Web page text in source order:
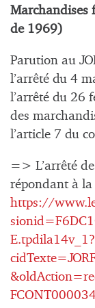
Marchandises
de 1969)
Parution au
l’arrêté du 4
l’arrêté du 26
des
l’article 7 du
=> L’arrêté
répondant à
https://
E.tpdila14v_1?